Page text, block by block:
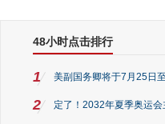
48小时点击排行
1 美副国务卿将于7月25日
2 定了！2032年夏季奥运